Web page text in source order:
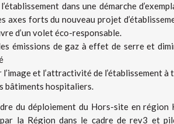
dans une démarche
axes forts du nouveau projet
d’un volet éco-responsable.
émissions de gaz à effet de serre et
l’image et l’attractivité de l’établissement
bâtiments hospitaliers.
du déploiement du Hors-site en région
par la Région dans le cadre de rev3 et